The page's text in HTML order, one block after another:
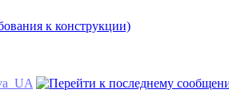
к конструкции)